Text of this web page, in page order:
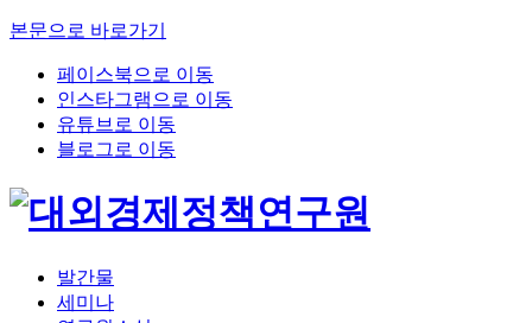
본문으로 바로가기
페이스북으로 이동
인스타그램으로 이동
유튜브로 이동
블로그로 이동
발간물
세미나